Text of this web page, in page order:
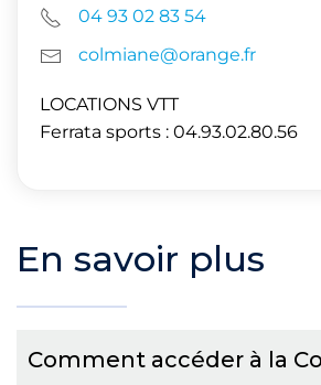
04 93 02 83 54
colmiane@orange.fr
LOCATIONS VTT
Ferrata sports : 04.93.02.80.56
En savoir plus
Comment accéder à la